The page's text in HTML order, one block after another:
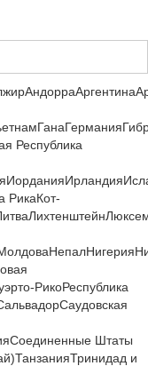
АндорраАргентина
ГанаГермания
Республика
ИорданияИрландия
РикаКот-
Лихтенштейн
НепалНигерия
РикоРеспублика
Саудовская
Соединенные Штаты
ТанзанияТринидад и